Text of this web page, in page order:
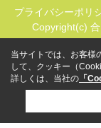
プライバシーポリ
Copyright(c)
当サイトでは、お客様
して、クッキー（
詳しくは、当社の 「